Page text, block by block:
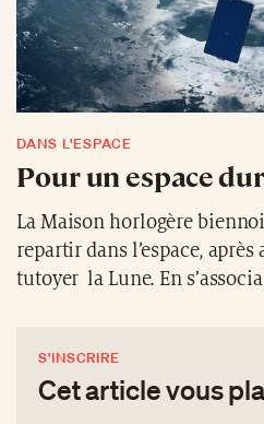
une traçabilité complète sur
processus de fabrication,
d’apporter de la valeur à
distribution.
DANS L'ESPACE
Pour un espace
La Maison horlogère
repartir dans l’espace,
tutoyer la Lune. En
première saisie, la
entrée contrôlée dans
S'INSCRIRE
Cet article vous